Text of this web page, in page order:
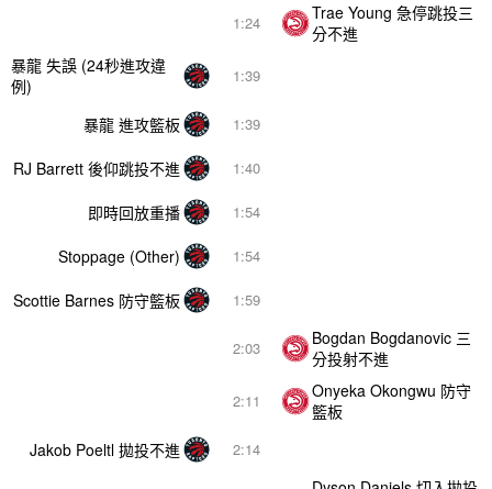
2:14
Jakob Poeltl 拋投不進
2:11
Onyeka Okongwu 防守
籃板
2:03
Bogdan Bogdanovic 三
分投射不進
1:59
Scottie Barnes 防守籃板
1:54
Stoppage (Other)
1:54
即時回放重播
1:40
RJ Barrett 後仰跳投不進
1:39
暴龍 進攻籃板
1:39
暴龍 失誤 (24秒進攻違
例)
1:24
Trae Young 急停跳投三
分不進